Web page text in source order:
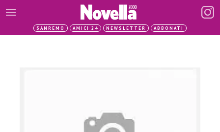
SANREMO AMICI 24 NEWSLETTER ABBONATI